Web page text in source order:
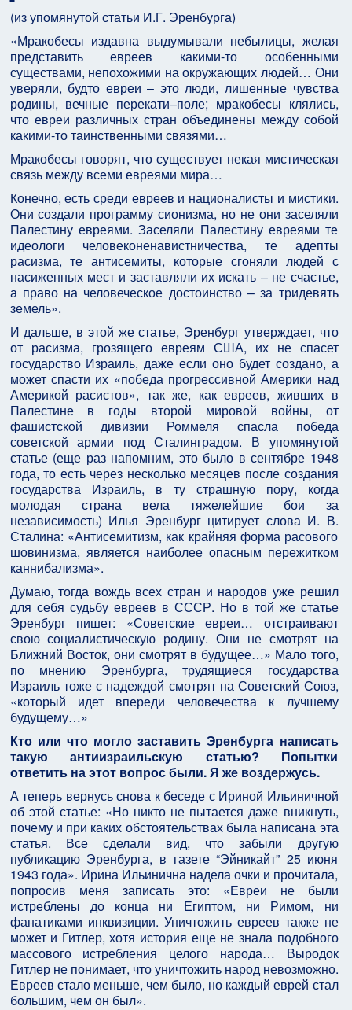
(из упомянутой статьи И.Г. Эренбурга)
«Мракобесы издавна выдумывали небылицы, желая
представить евреев какими-то особенными
существами, непохожими на окружающих людей… Они
уверяли, будто евреи – это люди, лишенные чувства
родины, вечные перекати–поле; мракобесы клялись,
что евреи различных стран объединены между собой
какими-то таинственными связями…
Мракобесы говорят, что существует некая мистическая
связь между всеми евреями мира…
Конечно, есть среди евреев и националисты и мистики.
Они создали программу сионизма, но не они заселяли
Палестину евреями. Заселяли Палестину евреями те
идеологи человеконенавистничества, те адепты
расизма, те антисемиты, которые сгоняли людей с
насиженных мест и заставляли их искать – не счастье,
а право на человеческое достоинство – за тридевять
земель».
И дальше, в этой же статье, Эренбург утверждает, что
от расизма, грозящего евреям США, их не спасет
государство Израиль, даже если оно будет создано, а
может спасти их «победа прогрессивной Америки над
Америкой расистов», так же, как евреев, живших в
Палестине в годы второй мировой войны, от
фашистской дивизии Роммеля спасла победа
советской армии под Сталинградом. В упомянутой
статье (еще раз напомним, это было в сентябре 1948
года, то есть через несколько месяцев после создания
государства Израиль, в ту страшную пору, когда
молодая страна вела тяжелейшие бои за
независимость) Илья Эренбург цитирует слова И. В.
Сталина: «Антисемитизм, как крайняя форма расового
шовинизма, является наиболее опасным пережитком
каннибализма».
Думаю, тогда вождь всех стран и народов уже решил
для себя судьбу евреев в СССР. Но в той же статье
Эренбург пишет: «Советские евреи… отстраивают
свою социалистическую родину. Они не смотрят на
Ближний Восток, они смотрят в будущее…» Мало того,
по мнению Эренбурга, трудящиеся государства
Израиль тоже с надеждой смотрят на Советский Союз,
«который идет впереди человечества к лучшему
будущему…»
Кто или что могло заставить Эренбурга написать
такую антиизраильскую статью? Попытки
ответить на этот вопрос были. Я же воздержусь.
А теперь вернусь снова к беседе с Ириной Ильиничной
об этой статье: «Но никто не пытается даже вникнуть,
почему и при каких обстоятельствах была написана эта
статья. Все сделали вид, что забыли другую
публикацию Эренбурга, в газете “Эйникайт” 25 июня
1943 года». Ирина Ильинична надела очки и прочитала,
попросив меня записать это: «Евреи не были
истреблены до конца ни Египтом, ни Римом, ни
фанатиками инквизиции. Уничтожить евреев также не
может и Гитлер, хотя история еще не знала подобного
массового истребления целого народа… Выродок
Гитлер не понимает, что уничтожить народ невозможно.
Евреев стало меньше, чем было, но каждый еврей стал
большим, чем он был».